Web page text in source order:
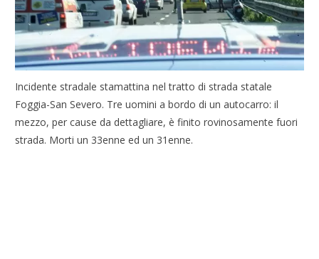
Incidente stradale stamattina nel tratto di strada statale
Foggia-San Severo. Tre uomini a bordo di un autocarro: il
mezzo, per cause da dettagliare, è finito rovinosamente fuori
strada. Morti un 33enne ed un 31enne.